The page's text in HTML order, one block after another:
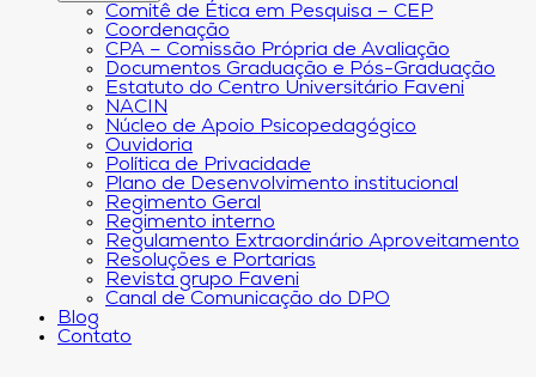
Comitê de Ética em Pesquisa – CEP
Coordenação
CPA – Comissão Própria de Avaliação
Documentos Graduação e Pós-Graduação
Estatuto do Centro Universitário Faveni
NACIN
Núcleo de Apoio Psicopedagógico
Ouvidoria
Política de Privacidade
Plano de Desenvolvimento institucional
Regimento Geral
Regimento interno
Regulamento Extraordinário Aproveitamento
Resoluções e Portarias
Revista grupo Faveni
Canal de Comunicação do DPO
Blog
Contato